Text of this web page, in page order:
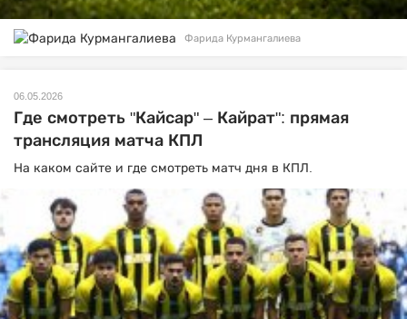
Фарида Курмангалиева
06.05.2026
Где смотреть "Кайсар" – Кайрат": прямая
трансляция матча КПЛ
На каком сайте и где смотреть матч дня в КПЛ.